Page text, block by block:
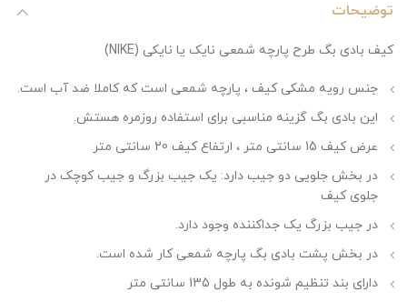
توضیحات
کیف بادی بگ طرح پارچه شمعی نایک یا نایکی (NIKE)
جنس رویه مشکی کیف ، پارچه شمعی است که کاملا ضد آب است.
این بادی بگ گزینه مناسبی برای استفاده روزمره هستش.
عرض کیف 15 سانتی متر ، ارتفاع کیف 20 سانتی متر
در بخش جلویی دو جیب دارد: یک جیب بزرگ و جیب کوچک در
جلوی کیف
در جیب بزرگ یک جداکننده وجود دارد.
در بخش پشت بادی بگ پارچه شمعی کار شده است.
دارای بند تنظیم شونده به طول 135 سانتی متر